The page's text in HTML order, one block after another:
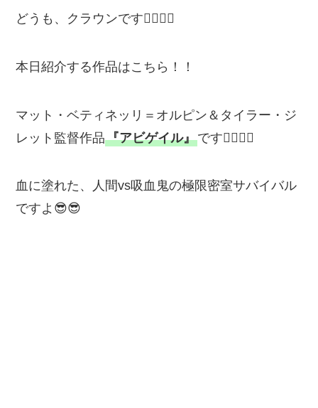
どうも、クラウンです🙋‍♂️🙋‍♂️
本日紹介する作品はこちら！！
マット・ベティネッリ＝オルピン＆タイラー・ジ
レット監督作品『アビゲイル』です💁‍♂️💁‍♂️
血に塗れた、人間vs吸血鬼の極限密室サバイバル
ですよ😎😎